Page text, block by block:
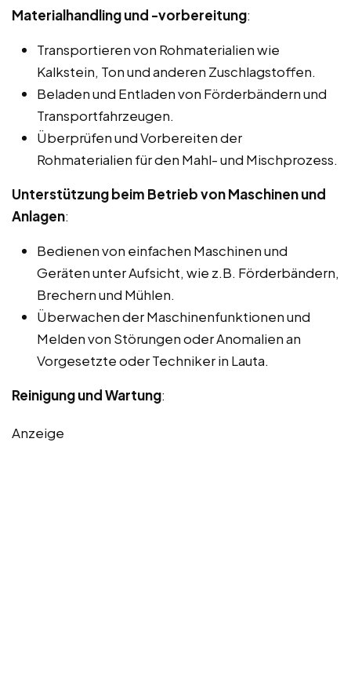
Materialhandling und -vorbereitung:
Transportieren von Rohmaterialien wie
Kalkstein, Ton und anderen Zuschlagstoffen.
Beladen und Entladen von Förderbändern und
Transportfahrzeugen.
Überprüfen und Vorbereiten der
Rohmaterialien für den Mahl- und Mischprozess.
Unterstützung beim Betrieb von Maschinen und
Anlagen:
Bedienen von einfachen Maschinen und
Geräten unter Aufsicht, wie z.B. Förderbändern,
Brechern und Mühlen.
Überwachen der Maschinenfunktionen und
Melden von Störungen oder Anomalien an
Vorgesetzte oder Techniker in Lauta.
Reinigung und Wartung:
Anzeige